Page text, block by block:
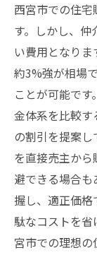
西宮市での住
す。しかし、
い費用となり
約3%強が相場
ことが可能で
金体系を比較す
の割引を提案
を直接売主か
避できる場合
握し、適正価
駄なコストを省
宮市での理想の